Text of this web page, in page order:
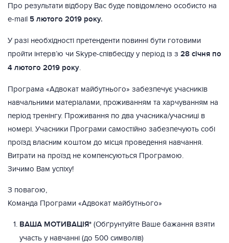
Про результати відбору Вас буде повідомлено особисто на
e-mail 5 лютого 2019 року.
У разі необхідності претенденти повинні бути готовими
пройти інтерв’ю чи Skype-співбесіду у період із з 28 січня по
4 лютого 2019 року.
Програма «Адвокат майбутнього» забезпечує учасників
навчальними матеріалами, проживанням та харчуванням на
період тренінгу. Проживання по два учасника/учасниці в
номері. Учасники Програми самостійно забезпечують собі
проїзд власним коштом до місця проведення навчання.
Витрати на проїзд не компенсуються Програмою.
Зичимо Вам успіху!
З повагою,
Команда Програми «Адвокат майбутнього»
ВАША МОТИВАЦІЯ* (Обґрунтуйте Ваше бажання взяти
участь у навчанні (до 500 символів)